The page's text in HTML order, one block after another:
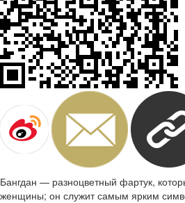
Бангдан — разноцветный фартук,
женщины; он служит самым ярким